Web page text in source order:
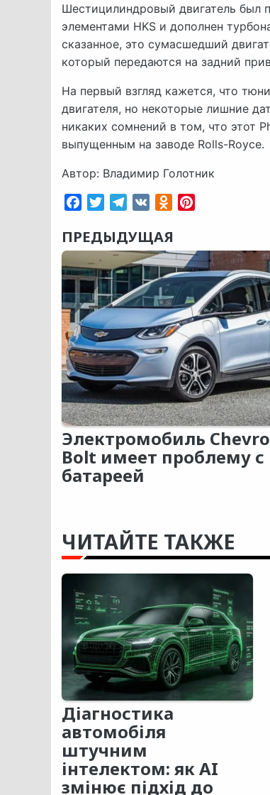
Шестицилиндровый двигатель был
элементами HKS и дополнен
сказанное, это сумасшедший
который передаются на задний
На первый взгляд кажется, что
двигателя, но некоторые лишние
никаких сомнений в том, что этот
выпущенным на заводе Rolls-Royce.
Автор: Владимир Голотник
FacebookTwitterTelegram
VK Odnoklassniki
ПРЕДЫДУЩАЯ
Электромобиль
Bolt имеет проблему с
батареей
ЧИТАЙТЕ ТАКЖЕ
Діагностика
автомобіля
штучним
інтелектом: як AI
змінює підхід до